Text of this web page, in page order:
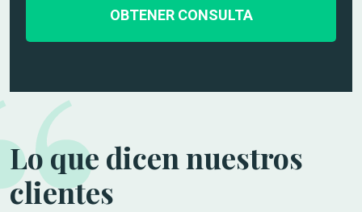
c
e
a
*
Lo que dicen nuestros
clientes